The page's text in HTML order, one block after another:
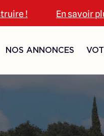
! En savoir
NOS ANNONCES